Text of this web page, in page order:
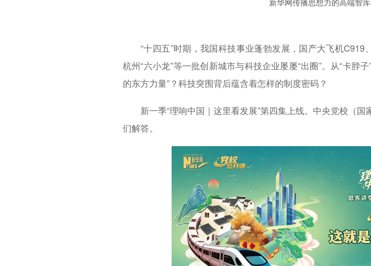
“十四五”时期，我国科技事业蓬勃发展，国产大飞机C919
杭州“六小龙”等一批创新城市与科技企业屡屡“出圈”。从“卡脖
的东方力量”？科技突围背后蕴含着怎样的制度密码？
新一季“理响中国｜这里看发展”第四集上线。中央党校（
们解答。